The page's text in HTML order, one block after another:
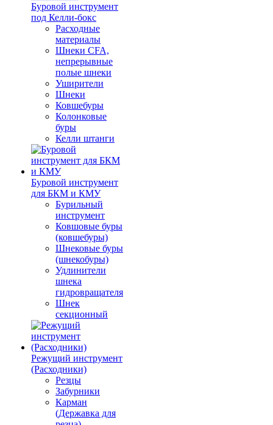
Буровой инструмент
под Келли-бокс
Расходные
материалы
Шнеки CFA,
непрерывные
полые шнеки
Уширители
Шнеки
Ковшебуры
Колонковые
буры
Келли штанги
Буровой инструмент
для БКМ и КМУ
Бурильный
инструмент
Ковшовые буры
(ковшебуры)
Шнековые буры
(шнекобуры)
Удлинители
шнека
гидровращателя
Шнек
секционный
Режущий инструмент
(Расходники)
Резцы
Забурники
Карман
(Державка для